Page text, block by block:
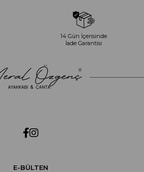
14 Gün İçerisinde
İade Garantisi
E-BÜLTEN